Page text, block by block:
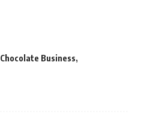
Chocolate Business